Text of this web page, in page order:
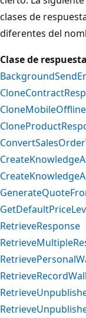
clases de
diferentes del
Clase de respuesta
RetrieveResponse